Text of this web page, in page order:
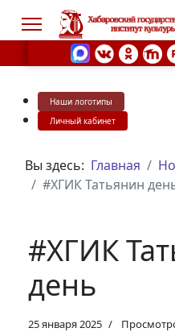
Наши логотипы
Личный кабинет
Вы здесь: Главная
#ХГИК Татьянин
#ХГИК
день
25 января 2025